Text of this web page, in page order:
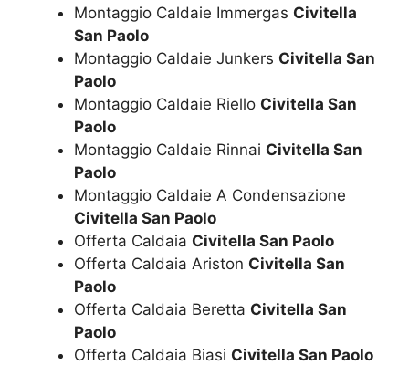
Montaggio Caldaie Immergas Civitella
San Paolo
Montaggio Caldaie Junkers Civitella San
Paolo
Montaggio Caldaie Riello Civitella San
Paolo
Montaggio Caldaie Rinnai Civitella San
Paolo
Montaggio Caldaie A Condensazione
Civitella San Paolo
Offerta Caldaia Civitella San Paolo
Offerta Caldaia Ariston Civitella San
Paolo
Offerta Caldaia Beretta Civitella San
Paolo
Offerta Caldaia Biasi Civitella San Paolo